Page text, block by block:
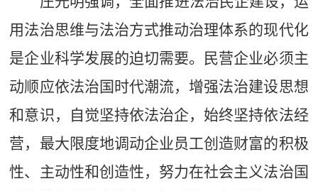
用法治思维与法治方式推动治理体系的现代化
是企业科学发展的迫切需要。民营企业必须主
动顺应依法治国时代潮流，增强法治建设思想
和意识，自觉坚持依法治企，始终坚持依法经
营，最大限度地调动企业员工创造财富的积极
性、主动性和创造性，努力在社会主义法治国